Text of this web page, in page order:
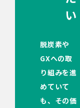
い
脱炭素や
GXへの取
り組みを進
めていて
も、その価